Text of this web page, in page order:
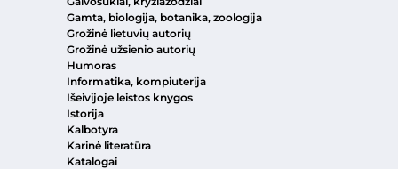
Gamta, biologija, botanika, zoologija
Grožinė lietuvių autorių
Grožinė užsienio autorių
Humoras
Informatika, kompiuterija
Išeivijoje leistos knygos
Istorija
Kalbotyra
Karinė literatūra
Katalogai